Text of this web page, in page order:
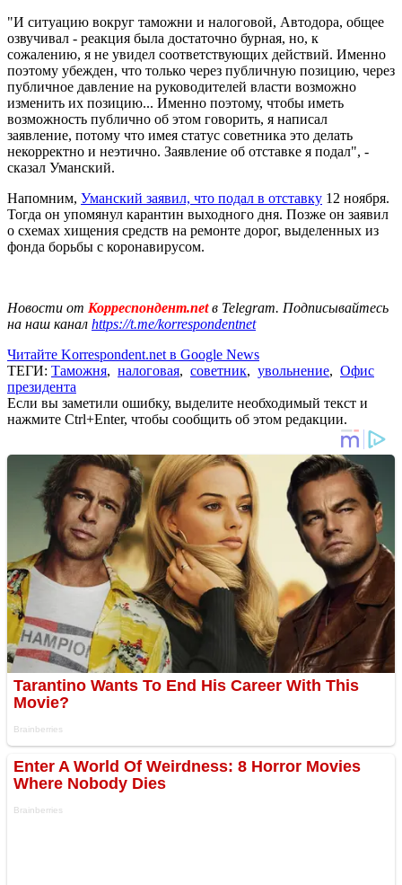
"И ситуацию вокруг таможни и налоговой, Автодора, общее
озвучивал - реакция была достаточно бурная, но, к
сожалению, я не увидел соответствующих действий. Именно
поэтому убежден, что только через публичную позицию, через
публичное давление на руководителей власти возможно
изменить их позицию... Именно поэтому, чтобы иметь
возможность публично об этом говорить, я написал
заявление, потому что имея статус советника это делать
некорректно и неэтично. Заявление об отставке я подал", -
сказал Уманский.
Напомним, Уманский заявил, что подал в отставку 12 ноября.
Тогда он упомянул карантин выходного дня. Позже он заявил
о схемах хищения средств на ремонте дорог, выделенных из
фонда борьбы с коронавирусом.
Новости от Корреспондент.netв Telegram. Подписывайтесь
на наш канал https://t.me/korrespondentnet
Читайте Korrespondent.net в Google News
ТЕГИ: Таможня, налоговая, советник, увольнение, Офис
президента
Если вы заметили ошибку, выделите необходимый текст и
нажмите Ctrl+Enter, чтобы сообщить об этом редакции.